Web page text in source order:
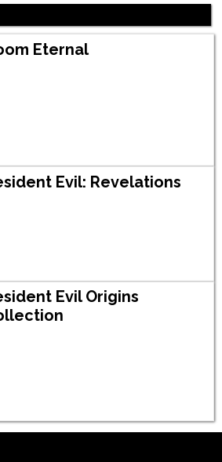
Eternal
Evil: Revelations
Evil Origins